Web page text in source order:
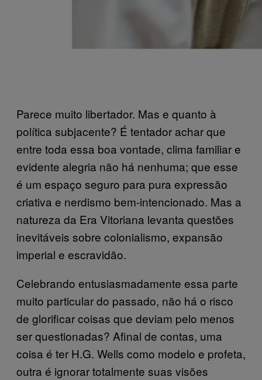
Parece muito libertador. Mas e quanto à
política subjacente? É tentador achar que
entre toda essa boa vontade, clima familiar e
evidente alegria não há nenhuma; que esse
é um espaço seguro para pura expressão
criativa e nerdismo bem-intencionado. Mas a
natureza da Era Vitoriana levanta questões
inevitáveis sobre colonialismo, expansão
imperial e escravidão.
Celebrando entusiasmadamente essa parte
muito particular do passado, não há o risco
de glorificar coisas que deviam pelo menos
ser questionadas? Afinal de contas, uma
coisa é ter H.G. Wells como modelo e profeta,
outra é ignorar totalmente suas visões